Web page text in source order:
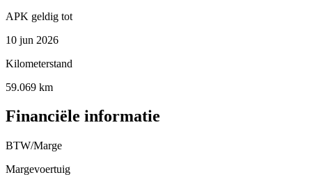
APK geldig tot
10 jun 2026
Kilometerstand
59.069 km
Financiële informatie
BTW/Marge
Margevoertuig